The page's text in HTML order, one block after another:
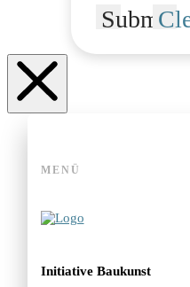
Submit
MENÜ
Initiative Baukunst